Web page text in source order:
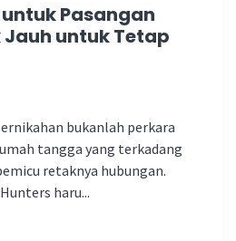
Pasangan
untuk Tetap
bukanlah perkara
tangga yang terkadang
retaknya hubungan.
haru...